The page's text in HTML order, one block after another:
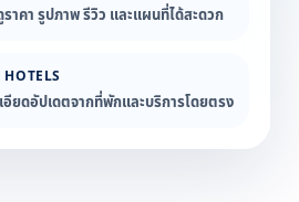
าคา รูปภาพ รีวิว และแผนที่ได้สะดวก
อียดอัปเดตจากที่พักและบริการโดยตรง